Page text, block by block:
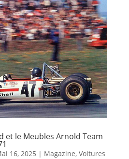
et le Meubles Arnold Team
16, 2025 | Magazine, Voitures